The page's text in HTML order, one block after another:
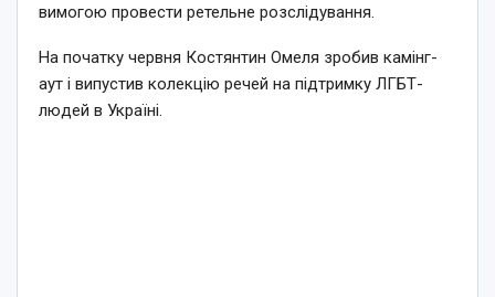
вимогою провести ретельне розслідування.
На початку червня Костянтин Омеля зробив камінг-
аут і випустив колекцію речей на підтримку ЛГБТ-
людей в Україні.